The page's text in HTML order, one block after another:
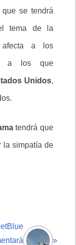
se tendrá
tema de la
a los
a los que
Unidos,
tendrá que
la simpatía de
»